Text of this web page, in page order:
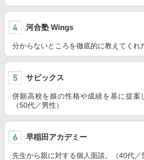
河合塾 Wings
分からないところを徹底的に教えてくれ
サピックス
併願高校を娘の性格や成績を基に提案
（50代／男性）
早稲田アカデミー
先生から親に対する個人面談。（40代／